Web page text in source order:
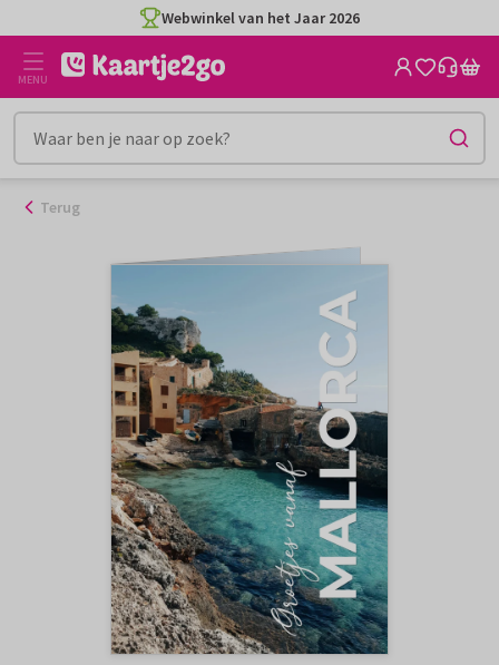
naar
inhoud
Webwinkel van het Jaar 2026
MENU
Terug